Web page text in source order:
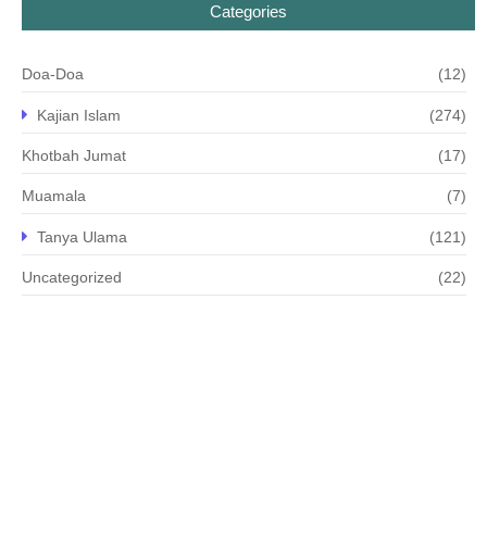
Categories
Doa-Doa (12)
Kajian Islam (274)
Khotbah Jumat (17)
Muamala (7)
Tanya Ulama (121)
Uncategorized (22)